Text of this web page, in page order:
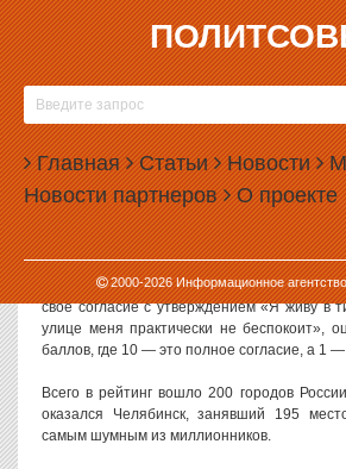
Главная Статьи Новости
Новости партнеров О проекте
2000-2026Информационное
19.08.2019, 12:45
ЧЕЛЯБИНСК ПРИЗНАЛИ
ГОРОДОМ-МИЛЛИОННИКОМ
Челябинск занял одно из последних
спокойных городов России. Среди
признан самым шумным.
Исследование, посвященное уровню
провел портал Domofond. Респондентам
свое согласие с утверждением «Я живу в
улице меня практически не беспокоит»,
баллов, где 10 — это полное согласие, а 1 —
Всего в рейтинг вошло 200 городов
оказался Челябинск, занявший 195
самым шумным из миллионников.